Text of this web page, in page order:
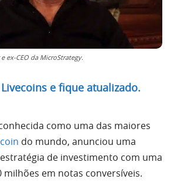
ex-CEO da MicroStrategy.
e fique atualizado.
como uma das maiores
do mundo, anunciou uma
de investimento com uma
milhões em notas conversíveis.